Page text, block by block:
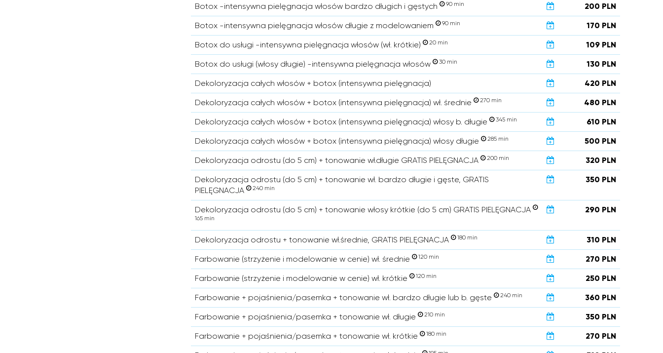
Botox -intensywna pielęgnacja włosów bardzo długich i gęstych 90 min 200 PLN
Botox -intensywna pielęgnacja włosów długie z modelowaniem 90 min 170 PLN
Botox do usługi -intensywna pielęgnacja włosów (wł. krótkie) 20 min 109 PLN
Botox do usługi (włosy długie) -intensywna pielęgnacja włosów 30 min 130 PLN
Dekoloryzacja całych włosów + botox (intensywna pielęgnacja) 420 PLN
Dekoloryzacja całych włosów + botox (intensywna pielęgnacja) wł. średnie 270 min 480 PLN
Dekoloryzacja całych włosów + botox (intensywna pielęgnacja) włosy b. długie 345 min 610 PLN
Dekoloryzacja całych włosów + botox (intensywna pielęgnacja) włosy długie 285 min 500 PLN
Dekoloryzacja odrostu (do 5 cm) + tonowanie wł.długie GRATIS PIELĘGNACJA 200 min 320 PLN
Dekoloryzacja odrostu (do 5 cm) + tonowanie wł. bardzo długie i gęste, GRATIS
PIELĘGNACJA
240 min
350 PLN
Dekoloryzacja odrostu (do 5 cm) + tonowanie włosy krótkie (do 5 cm) GRATIS PIELĘGNACJA
165 min
290 PLN
Dekoloryzacja odrostu + tonowanie wł.średnie, GRATIS PIELĘGNACJA 180 min 310 PLN
Farbowanie (strzyżenie i modelowanie w cenie) wł. średnie 120 min 270 PLN
Farbowanie (strzyżenie i modelowanie w cenie) wł. krótkie 120 min 250 PLN
Farbowanie + pojaśnienia/pasemka + tonowanie wł. bardzo długie lub b. gęste 240 min 360 PLN
Farbowanie + pojaśnienia/pasemka + tonowanie wł. długie 210 min 350 PLN
Farbowanie + pojaśnienia/pasemka + tonowanie wł. krótkie 180 min 270 PLN